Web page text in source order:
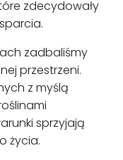
zdecydowały
zadbaliśmy
przestrzeni.
z myślą
sprzyjają
życia.